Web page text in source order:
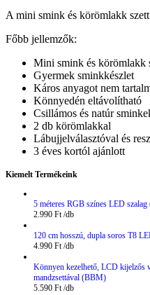
A mini smink és körömlakk
Főbb jellemzők:
Mini smink és körömlakk
Gyermek sminkkészlet
Káros anyagot nem
Könnyedén eltávolítható
Csillámos és natúr
2 db körömlakkal
Lábujjelválasztóval és
3 éves kortól ajánlott
Kiemelt Termékeink
5 méteres RGB színes LED
2.990 Ft
120 cm hosszú, dupla soros T8
4.990 Ft
Könnyen kezelhető, LCD kijelzős
mandzsettával (BBM)
5.590 Ft